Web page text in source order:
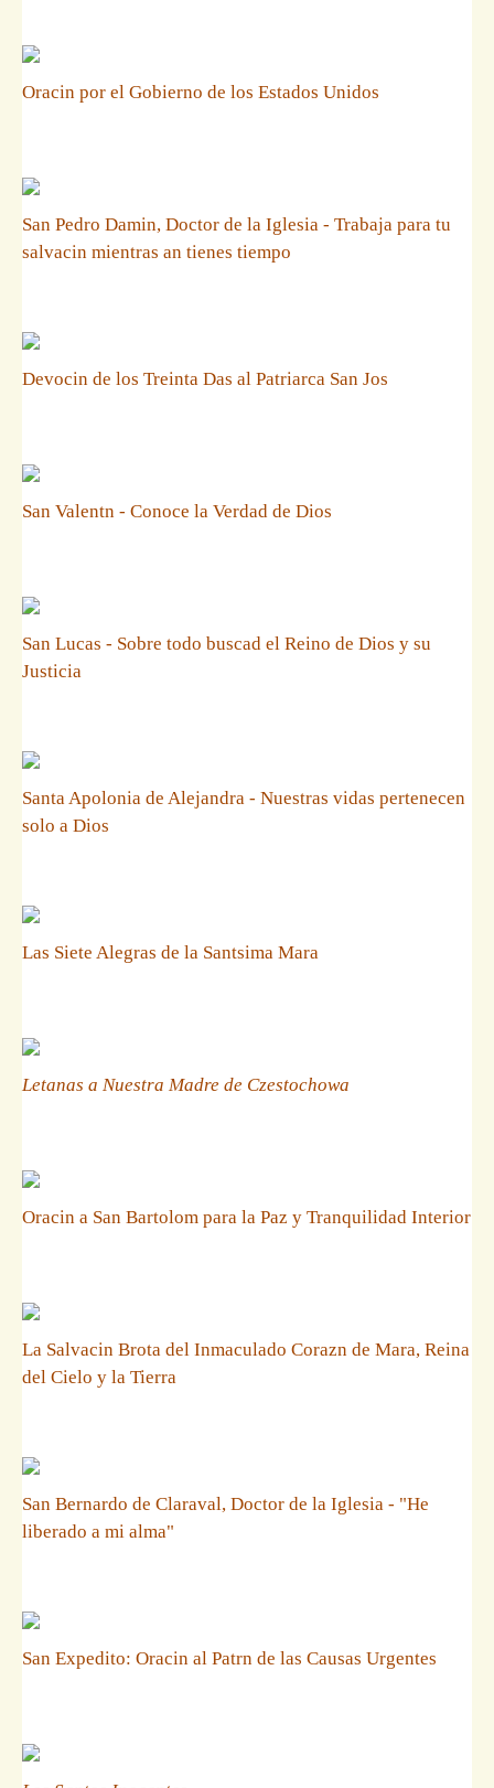
Oracin por el Gobierno de los Estados Unidos
San Pedro Damin, Doctor de la Iglesia - Trabaja para tu
salvacin mientras an tienes tiempo
Devocin de los Treinta Das al Patriarca San Jos
San Valentn - Conoce la Verdad de Dios
San Lucas - Sobre todo buscad el Reino de Dios y su
Justicia
Santa Apolonia de Alejandra - Nuestras vidas pertenecen
solo a Dios
Las Siete Alegras de la Santsima Mara
Letanas a Nuestra Madre de Czestochowa
Oracin a San Bartolom para la Paz y Tranquilidad Interior
La Salvacin Brota del Inmaculado Corazn de Mara, Reina
del Cielo y la Tierra
San Bernardo de Claraval, Doctor de la Iglesia - "He
liberado a mi alma"
San Expedito: Oracin al Patrn de las Causas Urgentes